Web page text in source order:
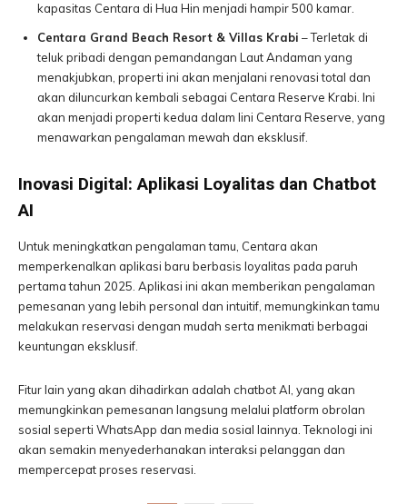
kapasitas Centara di Hua Hin menjadi hampir 500 kamar.
Centara Grand Beach Resort & Villas Krabi – Terletak di
teluk pribadi dengan pemandangan Laut Andaman yang
menakjubkan, properti ini akan menjalani renovasi total dan
akan diluncurkan kembali sebagai Centara Reserve Krabi. Ini
akan menjadi properti kedua dalam lini Centara Reserve, yang
menawarkan pengalaman mewah dan eksklusif.
Inovasi Digital: Aplikasi Loyalitas dan Chatbot
AI
Untuk meningkatkan pengalaman tamu, Centara akan
memperkenalkan aplikasi baru berbasis loyalitas pada paruh
pertama tahun 2025. Aplikasi ini akan memberikan pengalaman
pemesanan yang lebih personal dan intuitif, memungkinkan tamu
melakukan reservasi dengan mudah serta menikmati berbagai
keuntungan eksklusif.
Fitur lain yang akan dihadirkan adalah chatbot AI, yang akan
memungkinkan pemesanan langsung melalui platform obrolan
sosial seperti WhatsApp dan media sosial lainnya. Teknologi ini
akan semakin menyederhanakan interaksi pelanggan dan
mempercepat proses reservasi.